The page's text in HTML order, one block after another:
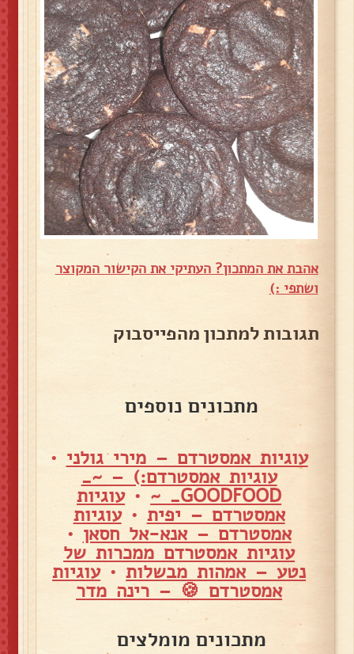
אהבת את המתכון? העתיקי את הקישור המקוצר
ושתפי :)
תגובות למתכון מהפייסבוק
מתכונים נוספים
עוגיות אמסטרדם – מירי גולני •
עוגיות אמסטרדם:) – ~_
GOODFOOD_ ~
•עוגיות
אמסטרדם – יפית •עוגיות
אמסטרדם – אנא-אל חסאן •
עוגיות אמסטרדם ממכרות של
נטע – אמהות מבשלות•עוגיות
אמסטרדם 🍪 – רינה מדר
מתכונים מומלצים